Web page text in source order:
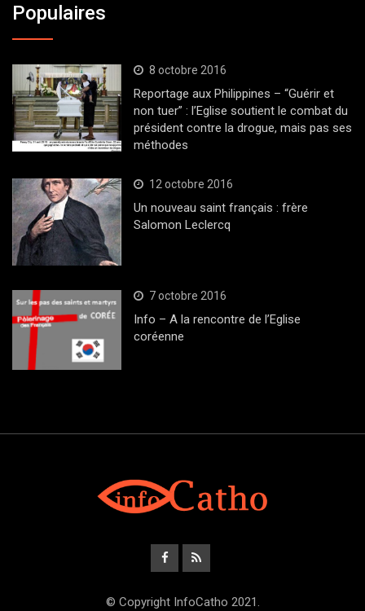
Populaires
8 octobre 2016
Reportage aux Philippines – “Guérir et
non tuer” : l’Eglise soutient le combat du
président contre la drogue, mais pas ses
méthodes
12 octobre 2016
Un nouveau saint français : frère
Salomon Leclercq
7 octobre 2016
Info – A la rencontre de l’Eglise
coréenne
© Copyright InfoCatho 2021.